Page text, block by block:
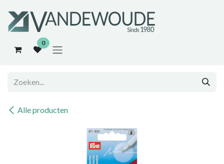
0
Alle producten